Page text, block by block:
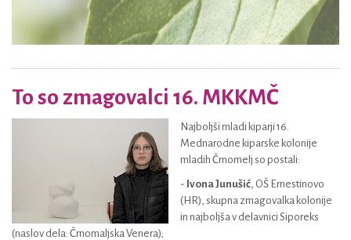
To so zmagovalci 16. MKKMČ
Najboljši mladi kiparji 16.
Mednarodne kiparske kolonije
mladih Črnomelj so postali:
- Ivona Junušić, OŠ Ernestinovo
(HR), skupna zmagovalka kolonije
in najboljša v delavnici Siporeks
(naslov dela: Črnomaljska Venera);